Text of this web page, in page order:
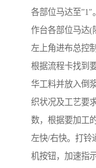
各部位马达至
作台各部位马达(
左上角进布总控
根据流程卡找到
华工料并放入倒
织状况及工艺要
数，根据要加工
左快/右快。打铃
机按钮，加速指